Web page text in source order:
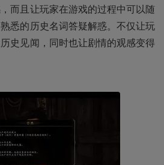
而且让玩家在游戏的过程中可以随
悉的历史名词答疑解惑。不仅让玩
史见闻，同时也让剧情的观感变得